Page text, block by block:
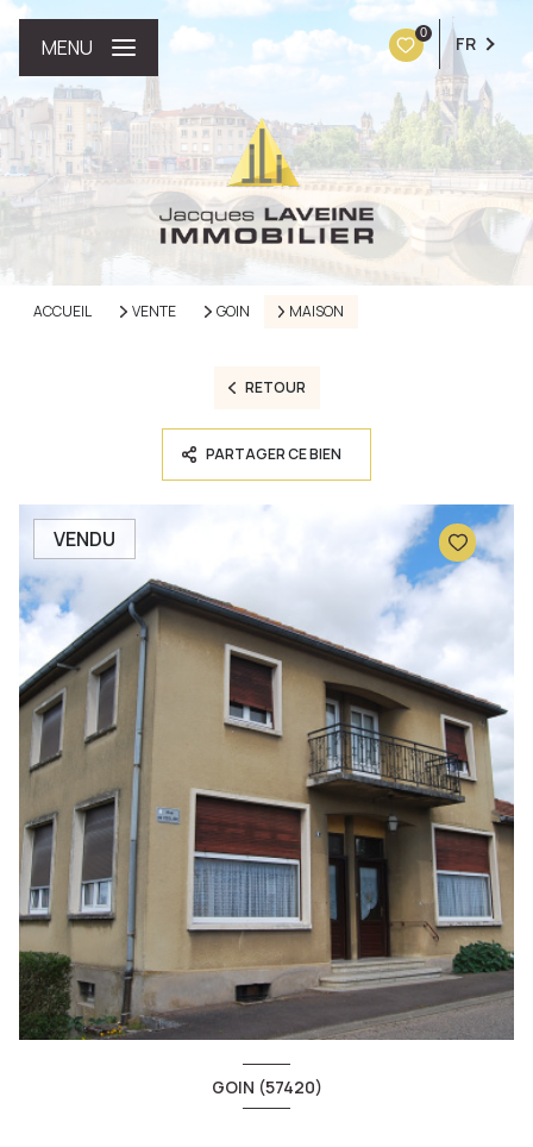
0 FR
MENU
ACCUEIL VENTE GOIN MAISON
RETOUR
PARTAGER CE BIEN
VENDU
GOIN (57420)